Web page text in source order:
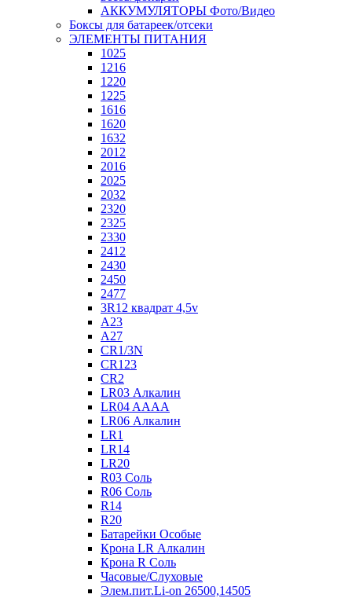
АККУМУЛЯТОРЫ Фото/Видео
Боксы для батареек/отсеки
ЭЛЕМЕНТЫ ПИТАНИЯ
1025
1216
1220
1225
1616
1620
1632
2012
2016
2025
2032
2320
2325
2330
2412
2430
2450
2477
3R12 квадрат 4,5v
A23
A27
CR1/3N
CR123
CR2
LR03 Алкалин
LR04 AAAA
LR06 Алкалин
LR1
LR14
LR20
R03 Соль
R06 Соль
R14
R20
Батарейки Особые
Крона LR Алкалин
Крона R Соль
Часовые/Слуховые
Элем.пит.Li-on 26500,14505